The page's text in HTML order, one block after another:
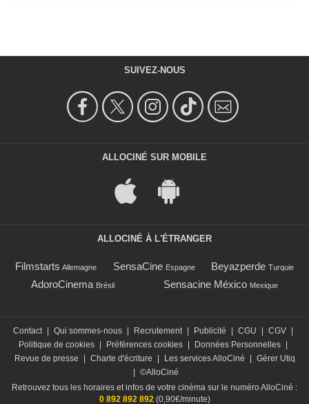
SUIVEZ-NOUS
ALLOCINÉ SUR MOBILE
ALLOCINÉ À L'ÉTRANGER
Filmstarts Allemagne SensaCine Espagne Beyazperde Turquie
AdoroCinema Brésil Sensacine México Mexique
Contact | Qui sommes-nous | Recrutement | Publicité | CGU | CGV |
Politique de cookies | Préférences cookies | Données Personnelles |
Revue de presse
| Charte d'écriture | Les services AlloCiné | Gérer Utiq
| ©AlloCiné
Retrouvez tous les horaires et infos de votre cinéma sur le numéro AlloCiné :
0 892 892 892 (0,90€/minute)